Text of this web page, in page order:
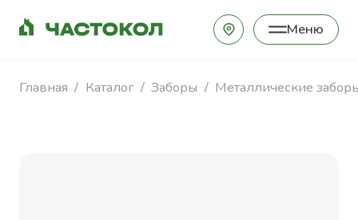
Меню
Закрыть
Главная Каталог Заборы Металлические